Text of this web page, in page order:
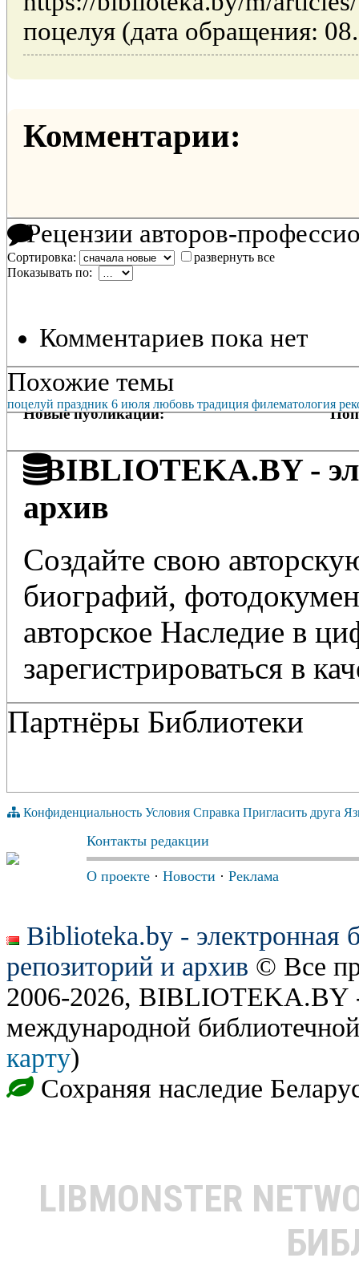
поцелуя (дата обращения:
Комментарии:
Рецензии авторов-
Сортировка:
развернуть все
Показывать по:
Комментариев пока нет
Похожие темы
поцелуй праздник 6 июля любовь традиция филематология
Новые публикации:
BIBLIOTEKA.BY -
архив
Создайте свою
биографий,
авторское Наследие в
зарегистрироваться в
Партнёры Библиотеки
Конфиденциальность Условия Справка Пригласить друга
Контакты редакции
О проекте · Новости · Реклама
Biblioteka.by - электронная
репозиторий и архив © Все
2006-2026, BIBLIOTEKA.BY -
международной
карту)
Сохраняя наследие
LIBMONSTER